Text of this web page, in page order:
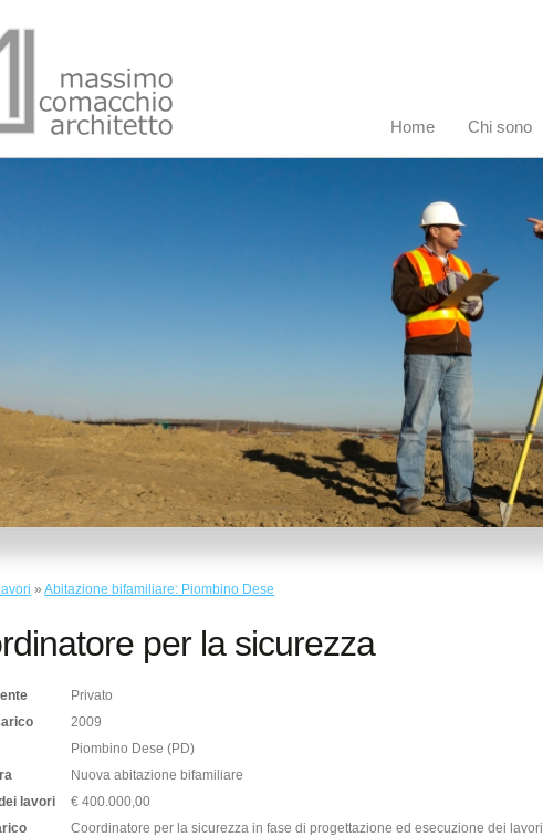
Home Chi sono
» Abitazione bifamiliare: Piombino Dese
per la sicurezza
Privato
2009
Piombino Dese (PD)
Nuova abitazione bifamiliare
lavori
€ 400.000,00
Coordinatore per la sicurezza in fase di progettazione ed esecuzione dei lavori